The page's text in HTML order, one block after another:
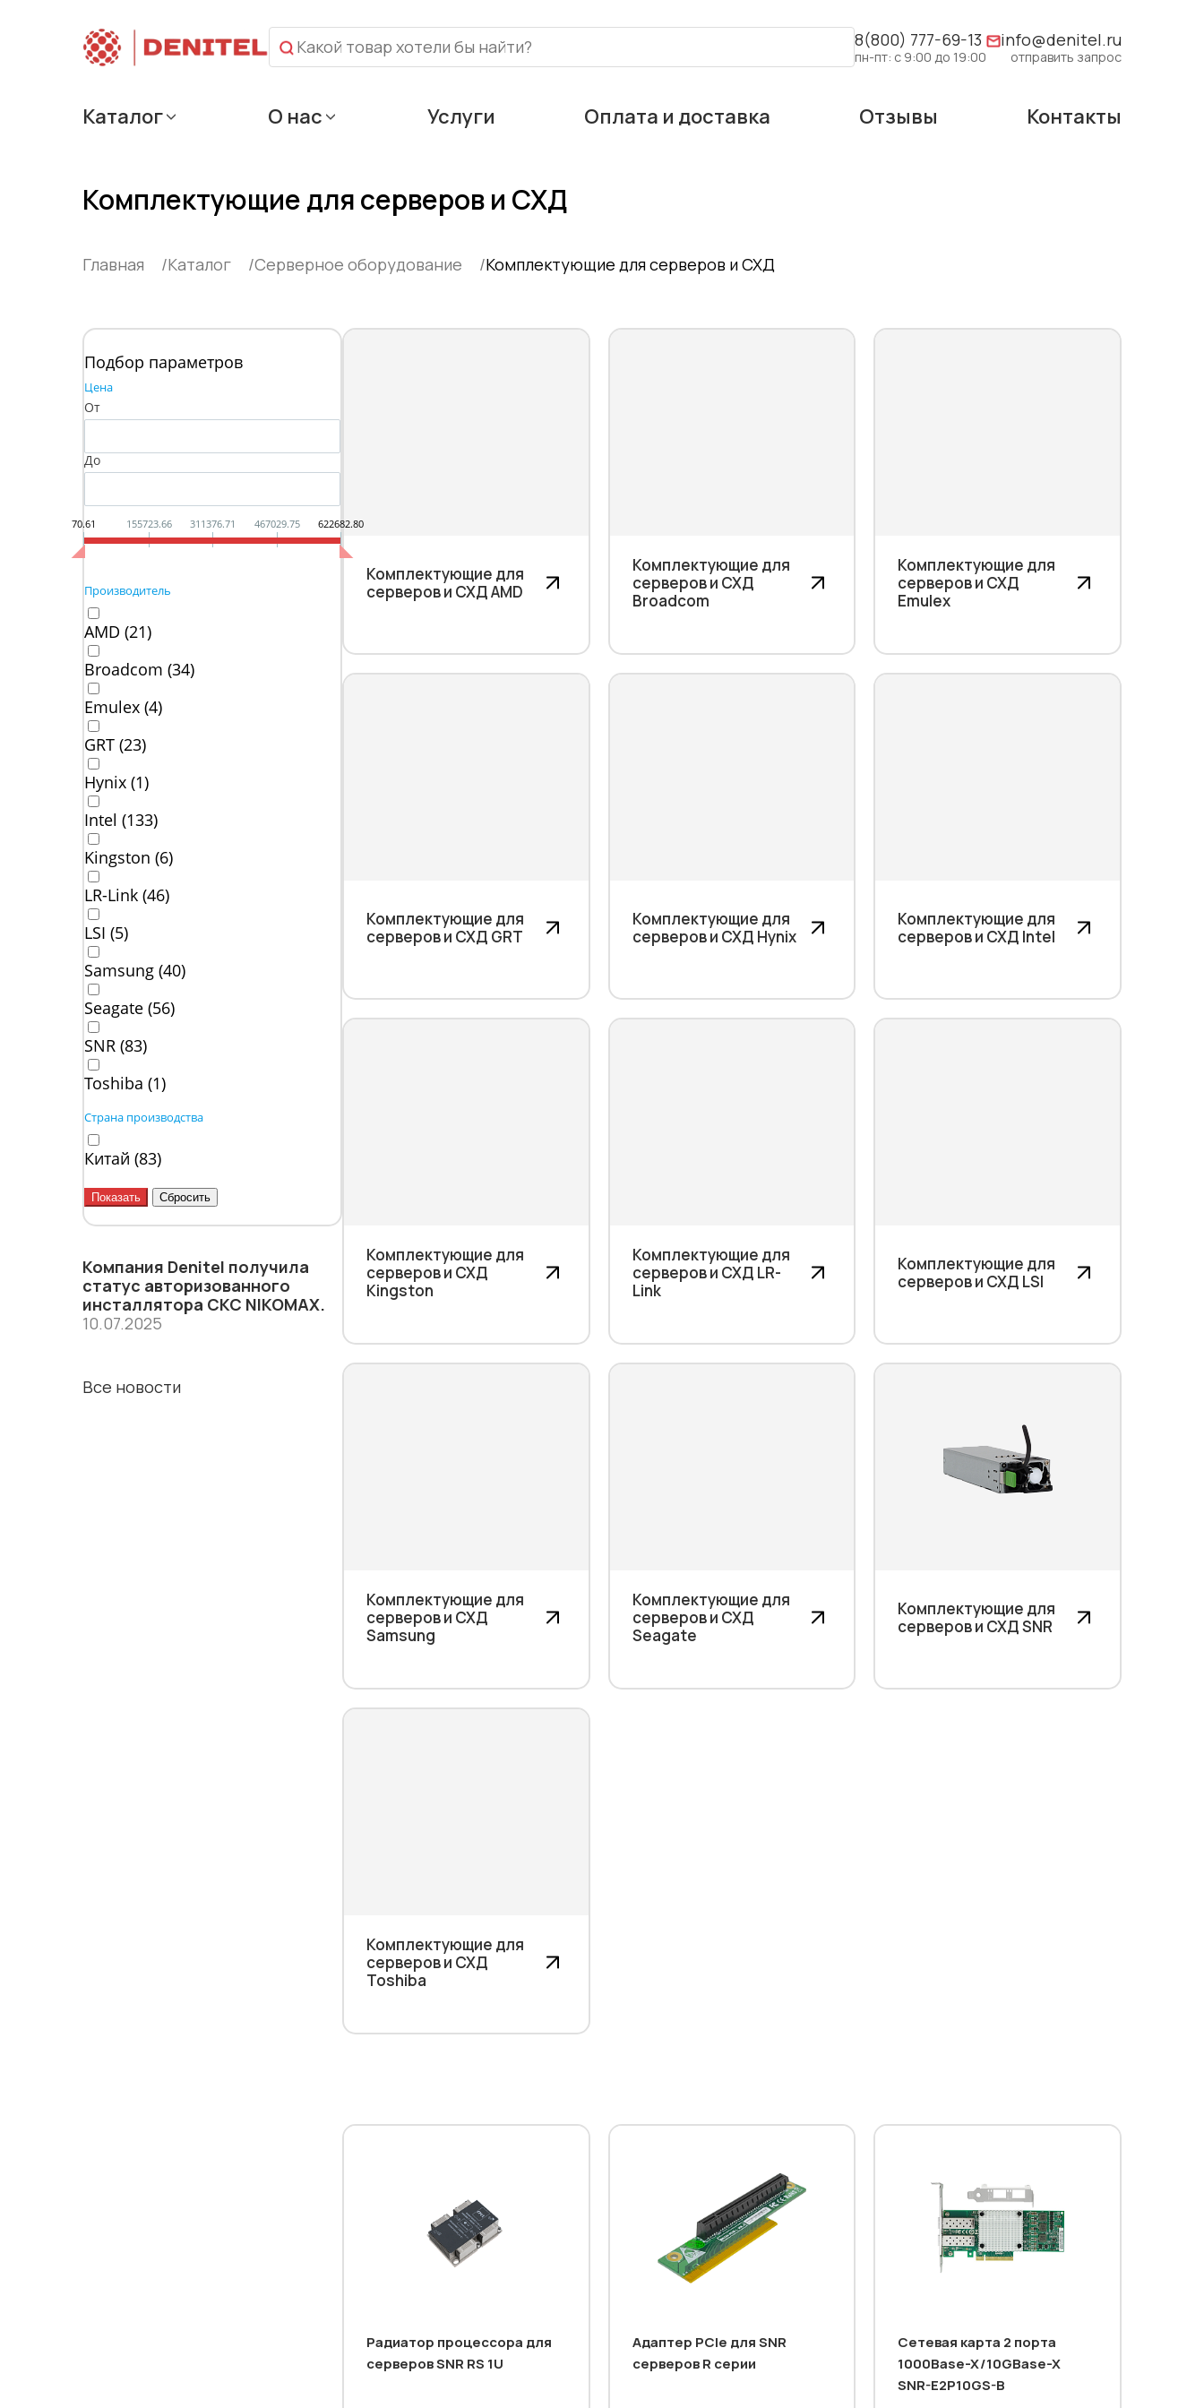
8(800) 777-69-13
пн-пт: с 9:00 до 19:00
info@denitel.ru
отправить запрос
Каталог О нас Услуги Оплата и доставка Отзывы Контакты
Комплектующие для серверов и СХД
Главная Каталог Cерверное оборудование Комплектующие для серверов и СХД
Подбор параметров
Цена
От
До
70.61 155723.66 311376.71 467029.75 622682.80
Производитель
AMD (21)
Broadcom (34)
Emulex (4)
GRT (23)
Hynix (1)
Intel (133)
Kingston (6)
LR-Link (46)
LSI (5)
Samsung (40)
Seagate (56)
SNR (83)
Toshiba (1)
Страна производства
Китай (83)
Компания Denitel получила
статус aвторизованного
инсталлятора СКС NIKOMAX.
10.07.2025
Все новости
Комплектующие для
серверов и СХД AMD
Комплектующие для
серверов и СХД
Broadcom
Комплектующие для
серверов и СХД
Emulex
Комплектующие для
серверов и СХД GRT
Комплектующие для
серверов и СХД Hynix
Комплектующие для
серверов и СХД Intel
Комплектующие для
серверов и СХД
Kingston
Комплектующие для
серверов и СХД LR-
Link
Комплектующие для
серверов и СХД LSI
Комплектующие для
серверов и СХД
Samsung
Комплектующие для
серверов и СХД
Seagate
Комплектующие для
серверов и СХД SNR
Комплектующие для
серверов и СХД
Toshiba
Радиатор процессора для
серверов SNR RS 1U
Адаптер PCIe для SNR
серверов R серии
Сетевая карта 2 порта
1000Base-X/10GBase-X
SNR-E2P10GS-B